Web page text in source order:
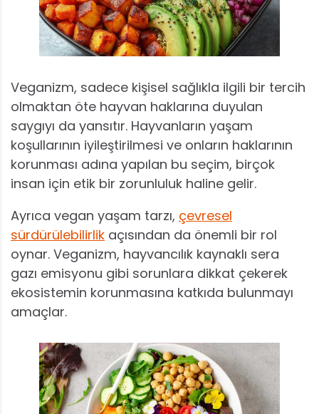
Veganizm, sadece kişisel sağlıkla ilgili bir tercih
olmaktan öte hayvan haklarına duyulan
saygıyı da yansıtır. Hayvanların yaşam
koşullarının iyileştirilmesi ve onların haklarının
korunması adına yapılan bu seçim, birçok
insan için etik bir zorunluluk haline gelir.
Ayrıca vegan yaşam tarzı, çevresel
sürdürülebilirlik açısından da önemli bir rol
oynar. Veganizm, hayvancılık kaynaklı sera
gazı emisyonu gibi sorunlara dikkat çekerek
ekosistemin korunmasına katkıda bulunmayı
amaçlar.